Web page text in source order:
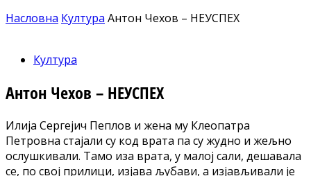
Насловна Култура Антон Чехов – НЕУСПЕХ
Култура
Антон Чехов – НЕУСПЕХ
Илија Сергејич Пеплов и жена му Клеопатра
Петровна стајали су код врата па су жудно и жељно
ослушкивали. Тамо иза врата, у малој сали, дешавала
се, по свој прилици, изјава љубави, а изјављивали је